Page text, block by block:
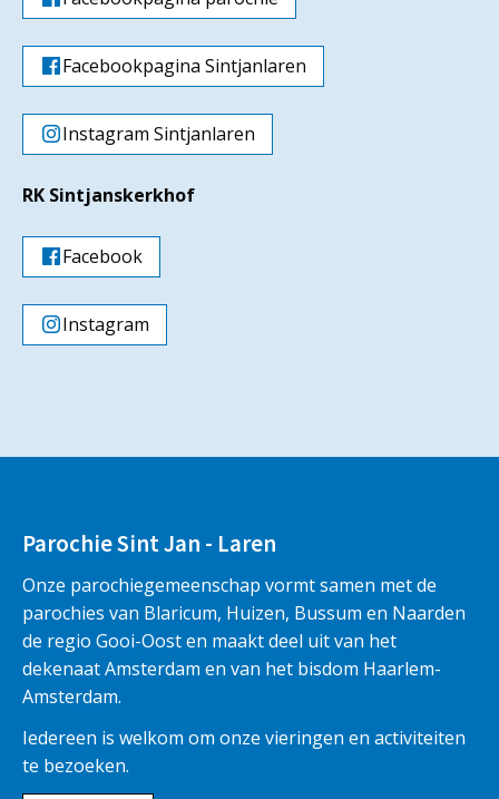
Facebookpagina Sintjanlaren
Instagram Sintjanlaren
RK Sintjanskerkhof
Facebook
Instagram
Parochie Sint Jan - Laren
Onze parochiegemeenschap vormt samen met de
parochies van Blaricum, Huizen, Bussum en Naarden
de regio Gooi-Oost en maakt deel uit van het
dekenaat Amsterdam en van het bisdom Haarlem-
Amsterdam.
Iedereen is welkom om onze vieringen en activiteiten
te bezoeken.